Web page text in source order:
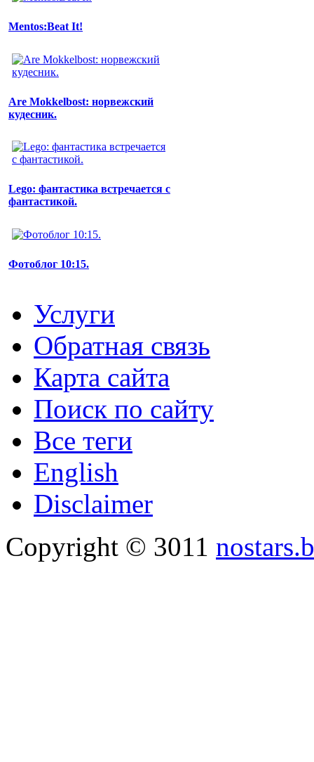
Mentos:Beat It!
Are Mokkelbost: норвежский
кудесник.
Lego: фантастика встречается с
фантастикой.
Фотоблог 10:15.
Услуги
Обратная связь
Карта сайта
Поиск по сайту
Все теги
English
Disclaimer
Copyright © 3011